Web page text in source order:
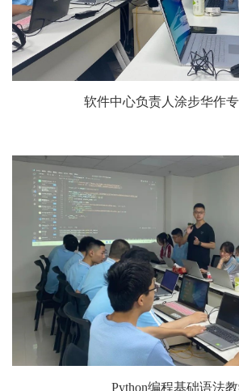
软件中心负责人涂步华作
Python编程基础语法